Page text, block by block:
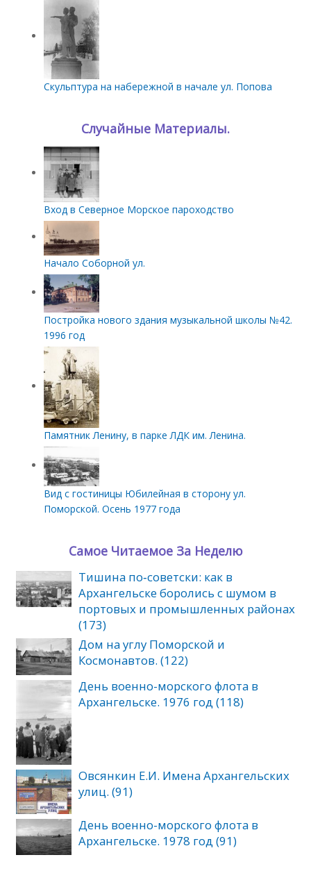
Скульптура на набережной в начале ул. Попова
Случайные Материалы.
Вход в Северное Морское пароходство
Начало Соборной ул.
Постройка нового здания музыкальной школы №42.
1996 год
Памятник Ленину, в парке ЛДК им. Ленина.
Вид с гостиницы Юбилейная в сторону ул.
Поморской. Осень 1977 года
Самое Читаемое За Неделю
Тишина по‑советски: как в
Архангельске боролись с шумом в
портовых и промышленных районах
(173)
Дом на углу Поморской и
Космонавтов. (122)
День военно-морского флота в
Архангельске. 1976 год (118)
Овсянкин Е.И. Имена Архангельских
улиц. (91)
День военно-морского флота в
Архангельске. 1978 год (91)